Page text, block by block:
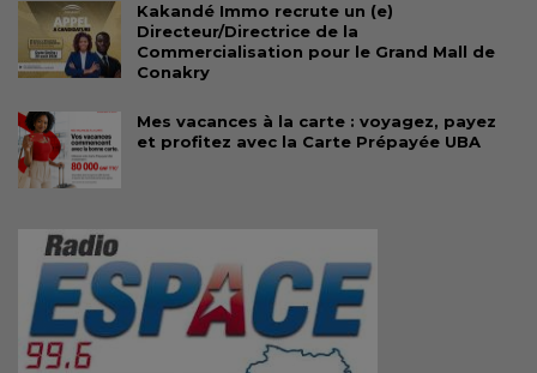
Kakandé Immo recrute un (e)
Directeur/Directrice de la
Commercialisation pour le Grand Mall de
Conakry
Mes vacances à la carte : voyagez, payez
et profitez avec la Carte Prépayée UBA